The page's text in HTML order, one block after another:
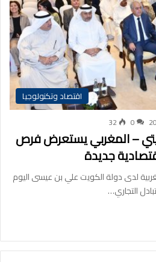
اقتصاد وتكنولوجيا
0
32
– المغربي يستعرض فرص
جديدة
لدى دولة الكويت علي بن عيسى اليوم
التجاري…